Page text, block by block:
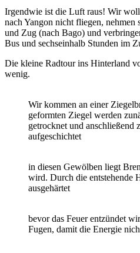
Irgendwie ist die Luft raus! Wir
nach Yangon nicht fliegen, nehmen
und Zug (nach Bago) und
Bus und sechseinhalb Stunden im
Die kleine Radtour ins Hinterland
wenig.
Wir kommen an einer
geformten Ziegel werden
getrocknet und anschließend
aufgeschichtet
in diesen Gewölben liegt
wird. Durch die entstehende
ausgehärtet
bevor das Feuer entzündet
Fugen, damit die Energie